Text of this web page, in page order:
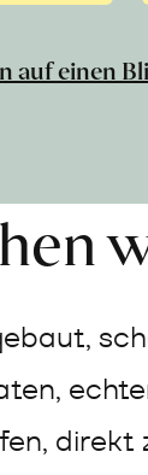
auf einen
direkt